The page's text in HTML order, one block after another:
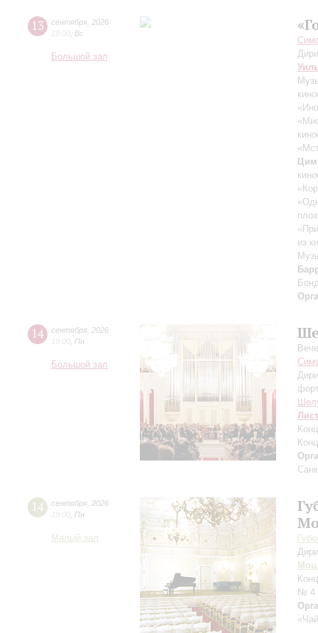
13 сентября 2026
19:00 Вс
Большой зал
из
14 сентября 2026
19:00 Пн
Большой зал
Лист
14 сентября 2026
19:00 Пн
Малый зал
№ 4